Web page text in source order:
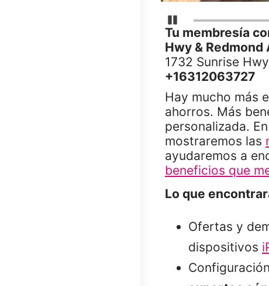
Detener carrusel
Tu membresía
Hwy & Redmond
1732 Sunrise
+16312063727
Hay mucho más
ahorros. Más
personalizada.
mostraremos las
ayudaremos a
beneficios que
Lo que
Ofertas y
dispositivos